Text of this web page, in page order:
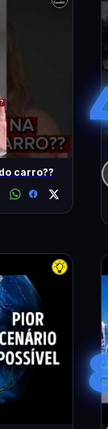
carro??